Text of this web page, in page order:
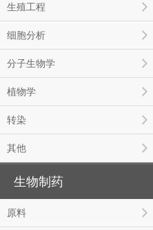
生殖工程
细胞分析
分子生物学
植物学
转染
其他
生物制药
原料